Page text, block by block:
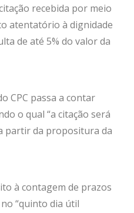
recebida por meio
atentatório à dignidade
de até 5% do valor da
CPC passa a contar
o qual “a citação será
partir da propositura da
à contagem de prazos
“quinto dia útil